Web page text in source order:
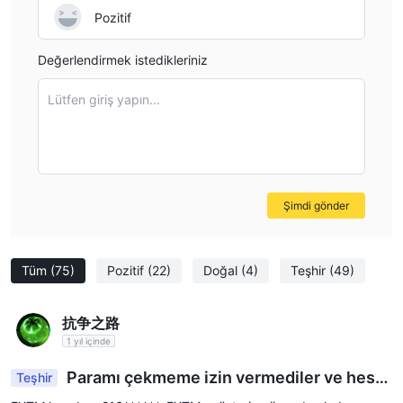
kartları (Visa, MasterCard, Maestro, Google Pay), e-cüzdanlar
banka havalesi yoluyla işlem hesaplarına fon yatırabilirler.
FXTM ücretleri
€/£/$30 veya ₦25.000 altındaki herhangi
FXTM çeşitli sunarücretsizeğitim kaynakları dahilsözlük,
Ayrıca, eğitim kaynakları hem yeni başlayanlar hem de
Örneğin,temel ticaret bazı temel bilgileri öğrenmek isteyen
deneyimli tüccarlar için daha uygundur.
Müşteri Desteği
FXTM, müşterilerine mükemmel müşteri desteği sağlamasıyla
bilinir,canlı sohbet, iletişim formu ve telefon
. Müşteri
Tüm (75) Pozitif (22) Doğal (4) Teşhir (49)
抗争之路
1 yıl içinde
Teşhir
Paramı çekmeme izin vermediler ve hesa
bımı iptal ettiler.
Pozitif
Değerlendirmek istedikleriniz
Lütfen giriş yapın...
Şimdi gönder